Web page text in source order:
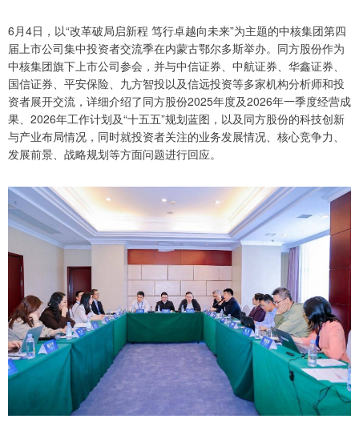
6月4日，以“改革破局启新程 笃行卓越向未来”为主题的中核集团第四
届上市公司集中投资者交流季在内蒙古鄂尔多斯举办。同方股份作为
中核集团旗下上市公司参会，并与中信证券、中航证券、华鑫证券、
国信证券、平安保险、九方智投以及信远投资等多家机构分析师和投
资者展开交流，详细介绍了同方股份2025年度及2026年一季度经营成
果、2026年工作计划及“十五五”规划蓝图，以及同方股份的科技创新
与产业布局情况，同时就投资者关注的业务发展情况、核心竞争力、
发展前景、战略规划等方面问题进行回应。